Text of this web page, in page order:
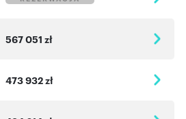
567 051 zł
473 932 zł